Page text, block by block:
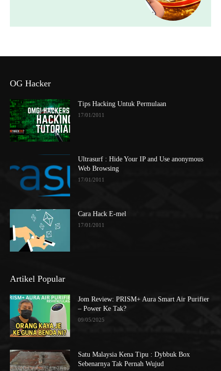
OG Hacker
Tips Hacking Untuk Permulaan
17/01/2011
Ultrasurf : Hide Your IP and Use anonymous
Web Browsing
17/01/2011
Cara Hack E-mel
17/01/2011
Artikel Popular
Jom Review: PRISM+ Aura Smart Air Purifier
– Power Ke Tak?
09/05/2025
Satu Malaysia Kena Tipu : Dybbuk Box
Sebenarnya Tak Pernah Wujud